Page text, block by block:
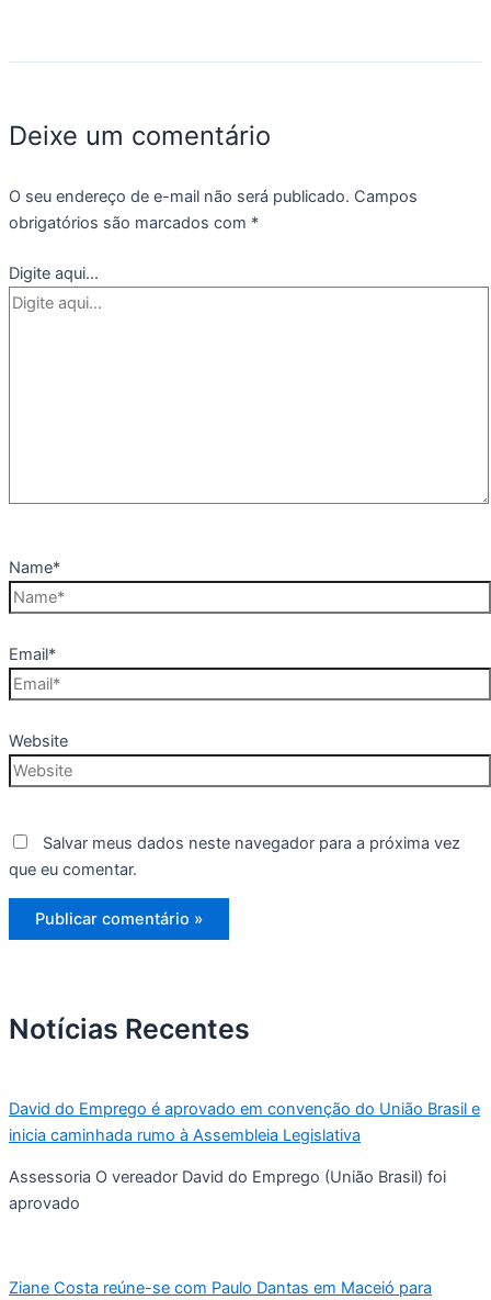
Deixe um comentário
O seu endereço de e-mail não será publicado. Campos
obrigatórios são marcados com *
Digite aqui...
Name*
Email*
Website
Salvar meus dados neste navegador para a próxima vez
que eu comentar.
Notícias Recentes
David do Emprego é aprovado em convenção do União Brasil e
inicia caminhada rumo à Assembleia Legislativa
Assessoria O vereador David do Emprego (União Brasil) foi
aprovado
Ziane Costa reúne-se com Paulo Dantas em Maceió para